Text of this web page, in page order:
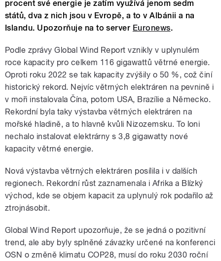
procent své energie je zatím využívá jenom sedm
států, dva z nich jsou v Evropě, a to v Albánii a na
Islandu. Upozorňuje na to server Euronews.
Podle zprávy Global Wind Report vznikly v uplynulém
roce kapacity pro celkem 116 gigawattů větrné energie.
Oproti roku 2022 se tak kapacity zvýšily o 50 %, což činí
historický rekord. Nejvíc větrných elektráren na pevnině i
v moři instalovala Čína, potom USA, Brazílie a Německo.
Rekordní byla taky výstavba větrných elektráren na
mořské hladině, a to hlavně kvůli Nizozemsku. To loni
nechalo instalovat elektrárny s 3,8 gigawatty nové
kapacity větrné energie.
Nová výstavba větrných elektráren posílila i v dalších
regionech. Rekordní růst zaznamenala i Afrika a Blízký
východ, kde se objem kapacit za uplynulý rok podařilo až
ztrojnásobit.
Global Wind Report upozorňuje, že se jedná o pozitivní
trend, ale aby byly splněné závazky určené na konferenci
OSN o změně klimatu COP28, musí do roku 2030 roční